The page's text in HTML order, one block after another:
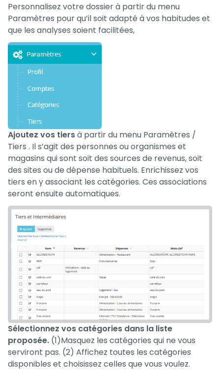
Personnalisez votre dossier à partir du menu
Paramètres pour qu’il soit adapté à vos habitudes et
que les analyses soient facilitées,
Ajoutez vos tiersà partir du menu Paramètres /
Tiers . Il s’agit des personnes ou organismes et
magasins qui sont soit des sources de revenus, soit
des sites ou de dépense habituels. Enrichissez vos
tiers en y associant les catégories. Ces associations
seront ensuite automatiques.
Sélectionnez vos catégories dans la liste
proposée. (1)Masquez les catégories qui ne vous
serviront pas. (2) Affichez toutes les catégories
disponibles et choisissez celles que vous voulez.